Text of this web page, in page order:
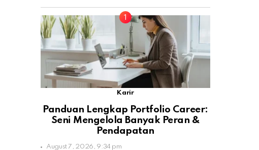
Karir
Panduan Lengkap Portfolio Career:
Seni Mengelola Banyak Peran &
Pendapatan
August 7, 2026, 9:34 pm